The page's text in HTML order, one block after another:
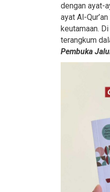
dengan ayat-
ayat Al-
keutamaan.
terangkum
Pembuka